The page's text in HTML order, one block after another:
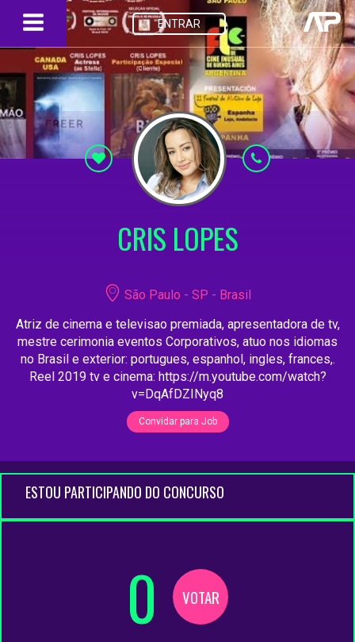
ENTRAR
CRIS LOPES
São Paulo - SP - Brasil
Atriz de cinema e televisao premiada, apresentadora de tv,
mestre cerimonia eventos Corporativos, atuo nos idiomas
no Brasil e exterior: portugues, espanhol, ingles, frances,.
Reel 2019 tv e cinema: https://m.youtube.com/watch?
v=DqAfDZINyq8
Convidar para Job
ESTOU PARTICIPANDO DO CONCURSO
0 VOTAR